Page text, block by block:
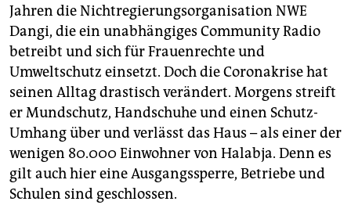
Jahren die Nichtregierungsorganisation NWE
Dangi, die ein unabhängiges Community Radio
betreibt und sich für Frauenrechte und
Umweltschutz einsetzt. Doch die Coronakrise hat
seinen Alltag drastisch verändert. Morgens streift
er Mundschutz, Handschuhe und einen Schutz-
Umhang über und verlässt das Haus – als einer der
wenigen 80.000 Einwohner von Halabja. Denn es
gilt auch hier eine Ausgangssperre, Betriebe und
Schulen sind geschlossen.